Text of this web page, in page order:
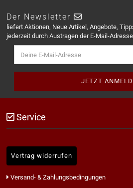
Der Newsletter
liefert Aktionen, Neue Artikel, Angebote,
jederzeit durch Austragen der E-Mail-
Service
Vertrag widerrufen
Versand- & Zahlungsbedingungen